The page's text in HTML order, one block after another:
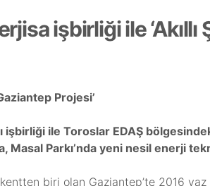
işbirliği ile ‘Akıllı
Projesi’
ile Toroslar EDAŞ
Parkı’nda yeni nesil enerji
biri olan Gaziantep’te 2016 yaz